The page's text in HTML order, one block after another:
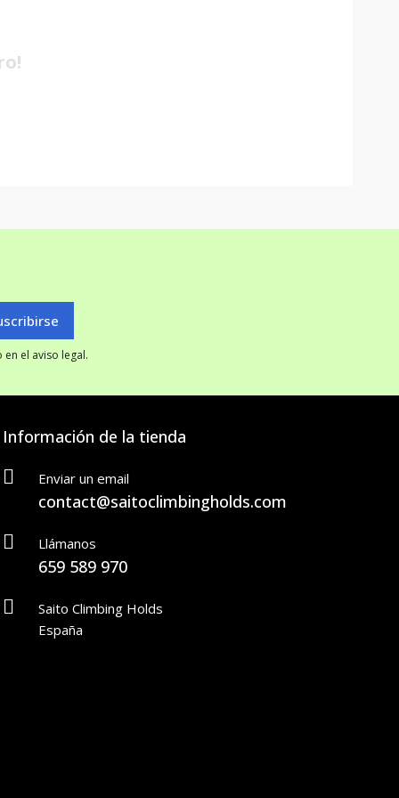
el aviso legal.
Información de la tienda
Enviar un email
contact@saitoclimbingholds.com
Llámanos
659 589 970
Saito Climbing Holds
España